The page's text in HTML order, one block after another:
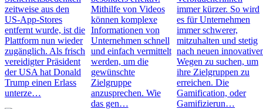
zeitweise aus den
US-App-Stores
entfernt wurde, ist die
Plattform nun wieder
zugänglich. Als frisch
vereidigter Präsident
der USA hat Donald
Trump einen Erlass
unterze…
Mithilfe von Videos
können komplexe
Informationen von
Unternehmen schnell
und einfach vermittelt
werden, um die
gewünschte
Zielgruppe
anzusprechen. Wie
das gen…
immer kürzer. So wird
es für Unternehmen
immer schwerer,
mitzuhalten und stetig
nach neuen
Wegen zu suchen, um
ihre Zielgruppen zu
erreichen. Die
Gamification, oder
Gamifizierun…